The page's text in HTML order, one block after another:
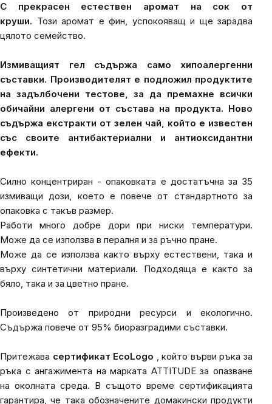
С прекрасен естествен аромат на сок от
круши. Този аромат е фин, успокояващ и ще зарадва
цялото семейство.
Измиващият гел съдържа само хипоалергенни
съставки. Производителят е подложил продуктите
на задълбочени тестове, за да премахне всички
обичайни алергени от състава на продукта. Ново
съдържа екстракти от зелен чай, който е известен
със своите антибактериални и антиоксидантни
ефекти.
Силно концентриран - опаковката е достатъчна за 35
измиващи дози, което е повече от стандартното за
опаковка с такъв размер.
Работи много добре дори при ниски температури.
Може да се използва в пералня и за ръчно пране.
Може да се използва както върху естествени, така и
върху синтетични материали. Подходяща е както за
бяло, така и за цветно пране.
Произведено от природни ресурси и екологично.
Съдържа повече от 95% биоразградими съставки.
Притежава сертификат EcoLogo , който върви ръка за
ръка с ангажимента на марката ATTITUDE за опазване
на околната среда. В същото време сертификацията
гарантира, че така обозначените домакински продукти